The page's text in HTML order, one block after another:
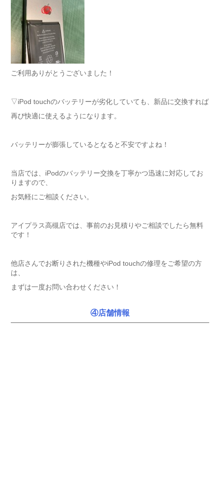
ご利用ありがとうございました！
▽iPod touchのバッテリーが劣化していても、新品に交換すれば
再び快適に使えるようになります。
バッテリーが膨張しているとなると不安ですよね！
当店では、iPodのバッテリー交換を丁寧かつ迅速に対応してお
りますので、
お気軽にご相談ください。
アイプラス高槻店では、事前のお見積りやご相談でしたら無料
です！
他店さんでお断りされた機種やiPod touchの修理をご希望の方
は、
まずは一度お問い合わせください！
④店舗情報